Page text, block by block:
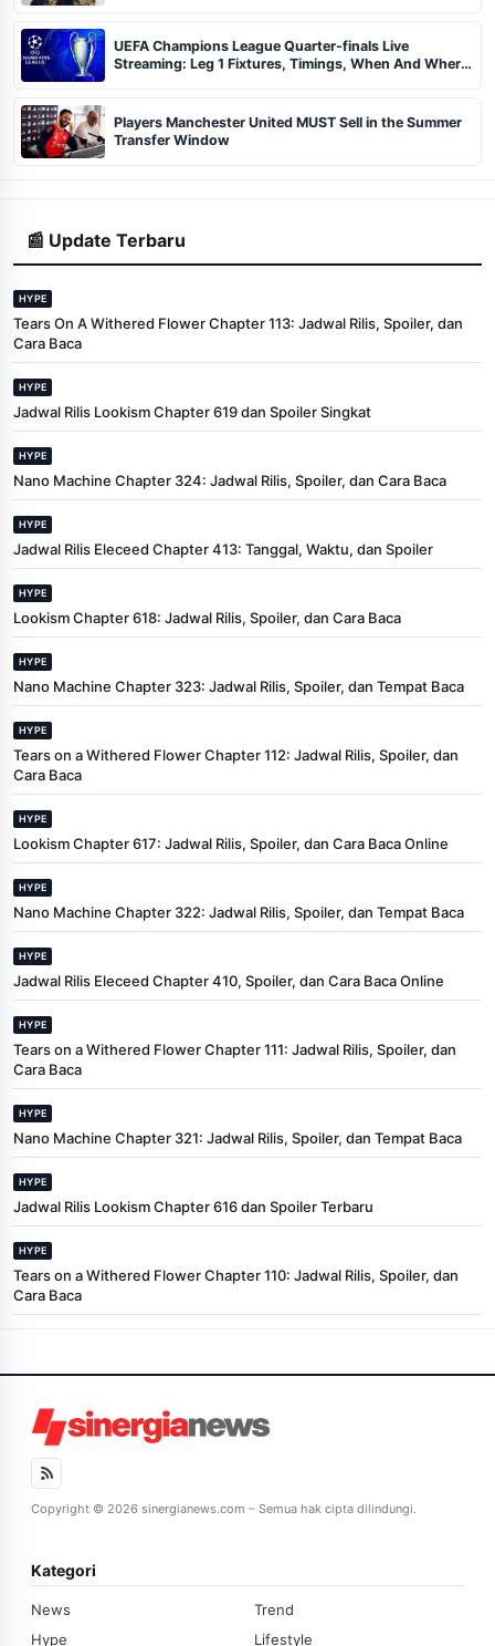
UEFA Champions League Quarter-finals Live
Streaming: Leg 1 Fixtures, Timings, When And Where
Players Manchester United MUST Sell in the Summer
Transfer Window
📰 Update Terbaru
HYPE
Tears On A Withered Flower Chapter 113: Jadwal Rilis, Spoiler, dan
Cara Baca
HYPE
Jadwal Rilis Lookism Chapter 619 dan Spoiler Singkat
HYPE
Nano Machine Chapter 324: Jadwal Rilis, Spoiler, dan Cara Baca
HYPE
Jadwal Rilis Eleceed Chapter 413: Tanggal, Waktu, dan Spoiler
HYPE
Lookism Chapter 618: Jadwal Rilis, Spoiler, dan Cara Baca
HYPE
Nano Machine Chapter 323: Jadwal Rilis, Spoiler, dan Tempat Baca
HYPE
Tears on a Withered Flower Chapter 112: Jadwal Rilis, Spoiler, dan
Cara Baca
HYPE
Lookism Chapter 617: Jadwal Rilis, Spoiler, dan Cara Baca Online
HYPE
Nano Machine Chapter 322: Jadwal Rilis, Spoiler, dan Tempat Baca
HYPE
Jadwal Rilis Eleceed Chapter 410, Spoiler, dan Cara Baca Online
HYPE
Tears on a Withered Flower Chapter 111: Jadwal Rilis, Spoiler, dan
Cara Baca
HYPE
Nano Machine Chapter 321: Jadwal Rilis, Spoiler, dan Tempat Baca
HYPE
Jadwal Rilis Lookism Chapter 616 dan Spoiler Terbaru
HYPE
Tears on a Withered Flower Chapter 110: Jadwal Rilis, Spoiler, dan
Cara Baca
Copyright © 2026 sinergianews.com – Semua hak cipta dilindungi.
Kategori
News
Trend
Hype
Lifestyle